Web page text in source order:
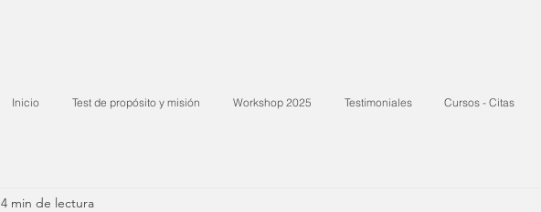
Inicio Test de propósito y misión Workshop 2025 Testimoniales Cursos - Citas
4 min de lectura